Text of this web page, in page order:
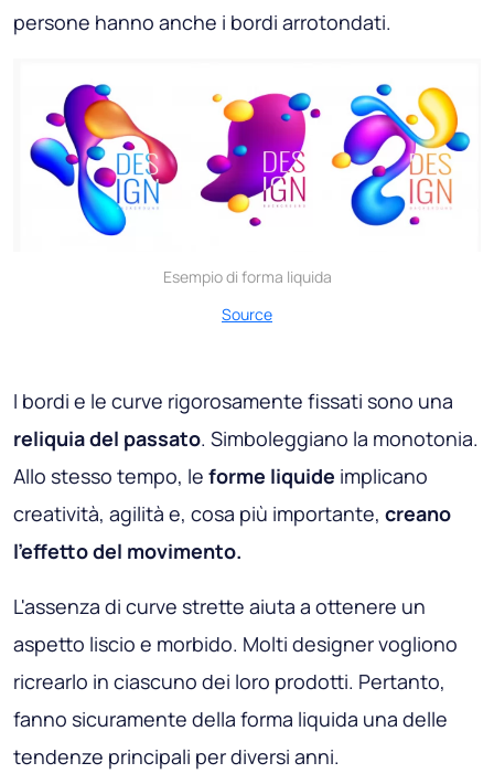
persone hanno anche i bordi arrotondati.
Esempio di forma liquida
Source
I bordi e le curve rigorosamente fissati sono una
reliquia del passato. Simboleggiano la monotonia.
Allo stesso tempo, le forme liquide implicano
creatività, agilità e, cosa più importante, creano
l'effetto del movimento.
L'assenza di curve strette aiuta a ottenere un
aspetto liscio e morbido. Molti designer vogliono
ricrearlo in ciascuno dei loro prodotti. Pertanto,
fanno sicuramente della forma liquida una delle
tendenze principali per diversi anni.